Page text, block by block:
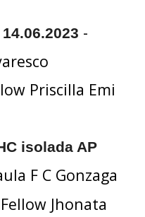
-
Priscilla Emi
isolada AP
F C Gonzaga
Jhonata